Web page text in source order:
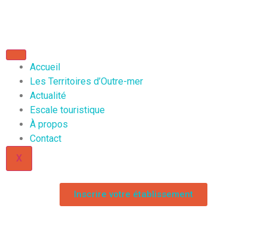
Accueil
Les Territoires d’Outre-mer
Actualité
Escale touristique
À propos
Contact
X
Inscrire votre établissement